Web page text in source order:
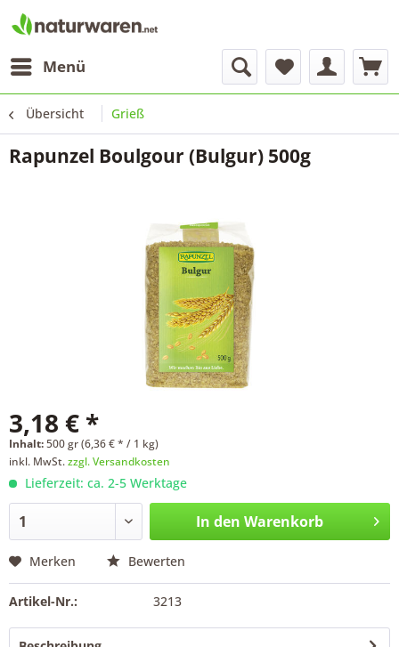
Menü
Übersicht Grieß
Rapunzel Boulgour (Bulgur) 500g
3,18 € *
Inhalt:500 gr (6,36 € * / 1 kg)
inkl. MwSt.zzgl. Versandkosten
Lieferzeit: ca. 2-5 Werktage
In den Warenkorb
Merken Bewerten
Artikel-Nr.: 3213